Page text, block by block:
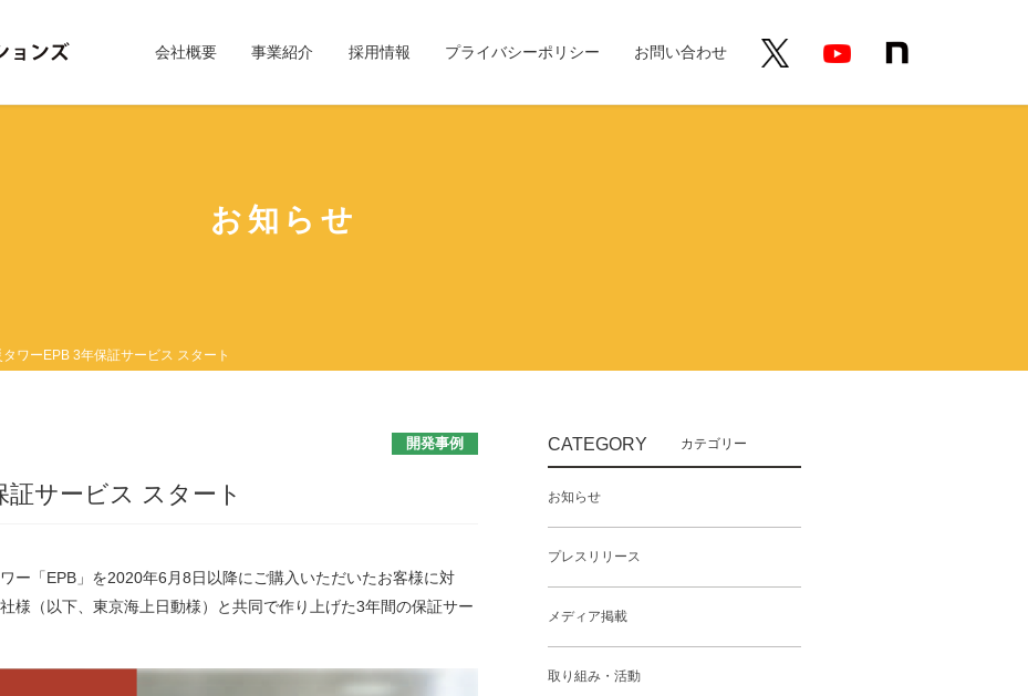
会社概要 事業紹介 採用情報 プライバシーポリシー お問い合わせ
お知らせ
タワーEPB 3年保証サービス スタート
開発事例
証サービス スタート
ー「EPB」を2020年6月8日以降にご購入いただいたお客様に対
様（以下、東京海上日動様）と共同で作り上げた3年間の保証サー
CATEGORY
お知らせ
プレスリリース
メディア掲載
取り組み・活動